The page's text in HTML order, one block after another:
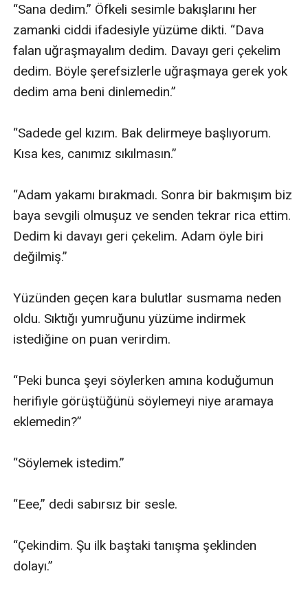
“Sana dedim.” Öfkeli sesimle bakışlarını her
zamanki ciddi ifadesiyle yüzüme dikti. “Dava
falan uğraşmayalım dedim. Davayı geri çekelim
dedim. Böyle şerefsizlerle uğraşmaya gerek yok
dedim ama beni dinlemedin.”
“Sadede gel kızım. Bak delirmeye başlıyorum.
Kısa kes, canımız sıkılmasın.”
“Adam yakamı bırakmadı. Sonra bir bakmışım biz
baya sevgili olmuşuz ve senden tekrar rica ettim.
Dedim ki davayı geri çekelim. Adam öyle biri
değilmiş.”
Yüzünden geçen kara bulutlar susmama neden
oldu. Sıktığı yumruğunu yüzüme indirmek
istediğine on puan verirdim.
“Peki bunca şeyi söylerken amına koduğumun
herifiyle görüştüğünü söylemeyi niye aramaya
eklemedin?”
“Söylemek istedim.”
“Eee,” dedi sabırsız bir sesle.
“Çekindim. Şu ilk baştaki tanışma şeklinden
dolayı.”